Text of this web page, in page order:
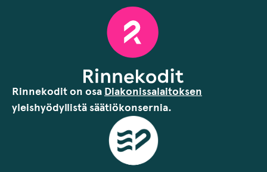
Rinnekodit on osa Diakonissalaitoksen
yleishyödyllistä säätiökonsernia.